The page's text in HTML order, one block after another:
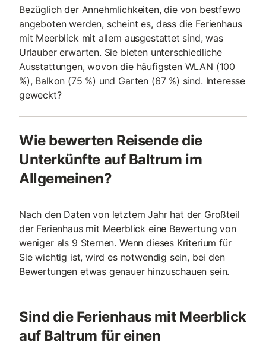
Bezüglich der Annehmlichkeiten, die von bestfewo
angeboten werden, scheint es, dass die Ferienhaus
mit Meerblick mit allem ausgestattet sind, was
Urlauber erwarten. Sie bieten unterschiedliche
Ausstattungen, wovon die häufigsten WLAN (100
%), Balkon (75 %) und Garten (67 %) sind. Interesse
geweckt?
Wie bewerten Reisende die
Unterkünfte auf Baltrum im
Allgemeinen?
Nach den Daten von letztem Jahr hat der Großteil
der Ferienhaus mit Meerblick eine Bewertung von
weniger als 9 Sternen. Wenn dieses Kriterium für
Sie wichtig ist, wird es notwendig sein, bei den
Bewertungen etwas genauer hinzuschauen sein.
Sind die Ferienhaus mit Meerblick
auf Baltrum für einen